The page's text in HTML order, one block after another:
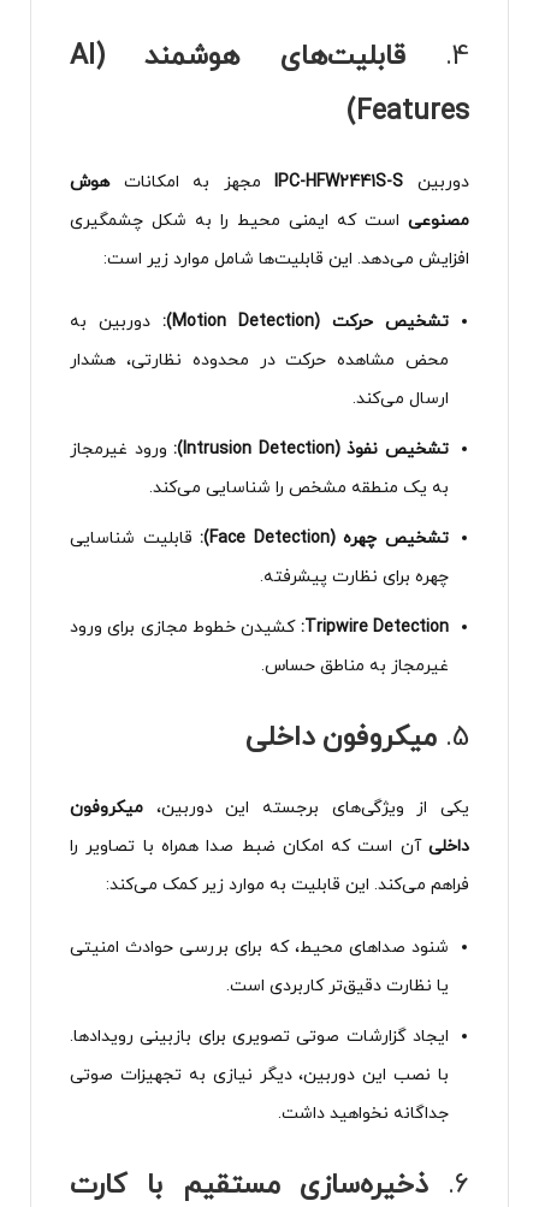
4.
قابلیت‌های هوشمند (AI
Features)
دوربین IPC-HFW2441S-Sمجهز به امکاناتهوش
مصنوعی است که ایمنی محیط را به شکل چشمگیری
افزایش می‌دهد. این قابلیت‌ها شامل موارد زیر است:
تشخیص حرکت (Motion Detection):
دوربین به
محض مشاهده حرکت در محدوده نظارتی، هشدار
ارسال می‌کند.
تشخیص نفوذ (Intrusion Detection):
ورود غیرمجاز
به یک منطقه مشخص را شناسایی می‌کند.
تشخیص چهره (Face Detection):
قابلیت شناسایی
چهره برای نظارت پیشرفته.
Tripwire Detection: کشیدن خطوط مجازی برای ورود
غیرمجاز به مناطق حساس.
5. میکروفون داخلی
یکی از ویژگی‌های برجسته این دوربین، میکروفون
داخلی آن است که امکان ضبط صدا همراه با تصاویر را
فراهم می‌کند. این قابلیت به موارد زیر کمک می‌کند:
شنود صداهای محیط، که برای بررسی حوادث امنیتی
یا نظارت دقیق‌تر کاربردی است.
ایجاد گزارشات صوتی تصویری برای بازبینی رویدادها.
با نصب این دوربین، دیگر نیازی به تجهیزات صوتی
جداگانه نخواهید داشت.
6.
ذخیره‌سازی مستقیم با کارت